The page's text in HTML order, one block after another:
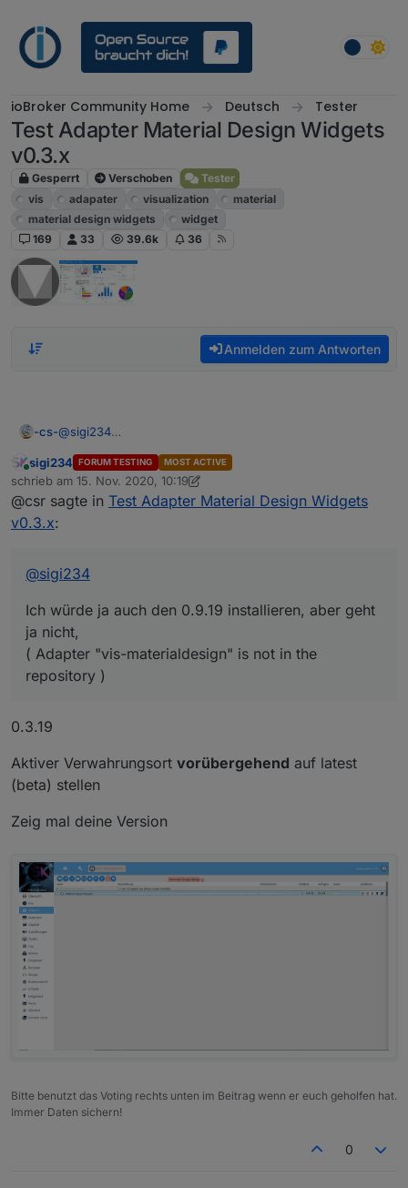
ioBroker Community Home Deutsch Tester
Test Adapter Material Design Widgets
v0.3.x
Gesperrt Verschoben
Tester
vis
adapater visualization
material
material design widgets
widget
169
33 39.6k 36
Anmelden zum Antworten
-cs-@sigi234
Weil der Adapter noch "alpha" ist?
Ich würde ja auch den 0.9.19 installieren, aber geht ja
Online
sigi234 FORUM TESTING MOST ACTIVE
schrieb am 15. Nov. 2020, 10:19
zuletzt editiert von sigi234
@csr sagte in Test Adapter Material Design Widgets
v0.3.x:
@sigi234
Ich würde ja auch den 0.9.19 installieren, aber geht
ja nicht,
( Adapter "vis-materialdesign" is not in the
repository )
0.3.19
Aktiver Verwahrungsort vorübergehend auf latest
(beta) stellen
Zeig mal deine Version
Bitte benutzt das Voting rechts unten im Beitrag wenn er euch geholfen hat.
Immer Daten sichern!
0